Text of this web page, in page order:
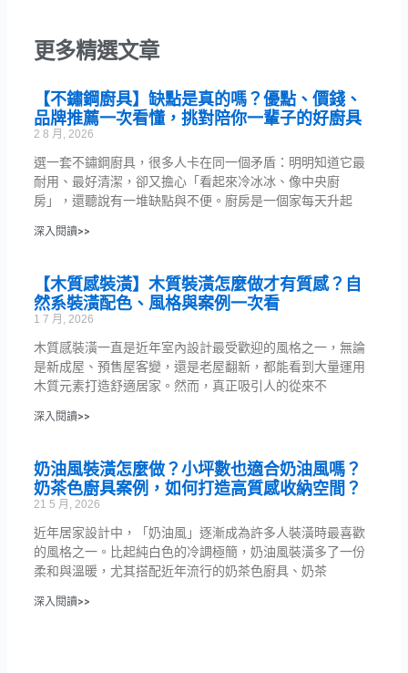
更多精選文章
【不鏽鋼廚具】缺點是真的嗎？優點、價錢、
品牌推薦一次看懂，挑對陪你一輩子的好廚具
2 8 月, 2026
選一套不鏽鋼廚具，很多人卡在同一個矛盾：明明知道它最
耐用、最好清潔，卻又擔心「看起來冷冰冰、像中央廚
房」，還聽說有一堆缺點與不便。廚房是一個家每天升起
深入閱讀>>
【木質感裝潢】木質裝潢怎麼做才有質感？自
然系裝潢配色、風格與案例一次看
1 7 月, 2026
木質感裝潢一直是近年室內設計最受歡迎的風格之一，無論
是新成屋、預售屋客變，還是老屋翻新，都能看到大量運用
木質元素打造舒適居家。然而，真正吸引人的從來不
深入閱讀>>
奶油風裝潢怎麼做？小坪數也適合奶油風嗎？
奶茶色廚具案例，如何打造高質感收納空間？
21 5 月, 2026
近年居家設計中，「奶油風」逐漸成為許多人裝潢時最喜歡
的風格之一。比起純白色的冷調極簡，奶油風裝潢多了一份
柔和與溫暖，尤其搭配近年流行的奶茶色廚具、奶茶
深入閱讀>>